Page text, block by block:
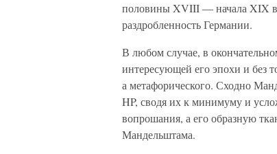
половины XVIII — начала XIX
раздробленность Германии.
В любом случае, в
интересующей его эпохи и без
а метафорического. Сходно
HP, сводя их к минимуму и
вопрошания, а его образную
Мандельштама.